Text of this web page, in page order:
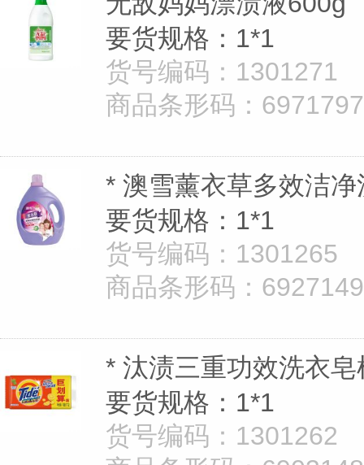
要货规格：1*1
货号编码：1301271
商品条形码：
* 澳雪薰衣草多效洁
要货规格：1*1
货号编码：1301265
商品条形码：
* 汰渍三重功效洗衣
要货规格：1*1
货号编码：1301262